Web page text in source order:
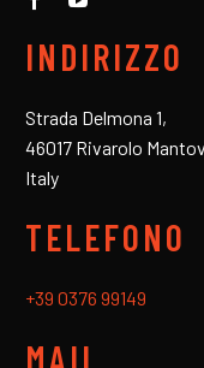
INDIRIZZO
Strada Delmona 1,
46017 Rivarolo
Italy
TELEFONO
+39 0376 99149
MAIL